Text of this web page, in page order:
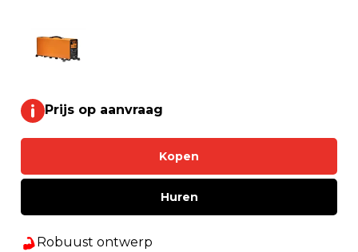
Prijs op aanvraag
Huren
Kopen
Robuust ontwerp